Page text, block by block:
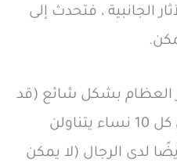
الجانبية ، فتحدث إلى
العظام بشكل شائع (قد
يؤثر على ما يصل إلى 1 من كل 10 نساء يتناولن
لدى الرجال (لا يمكن